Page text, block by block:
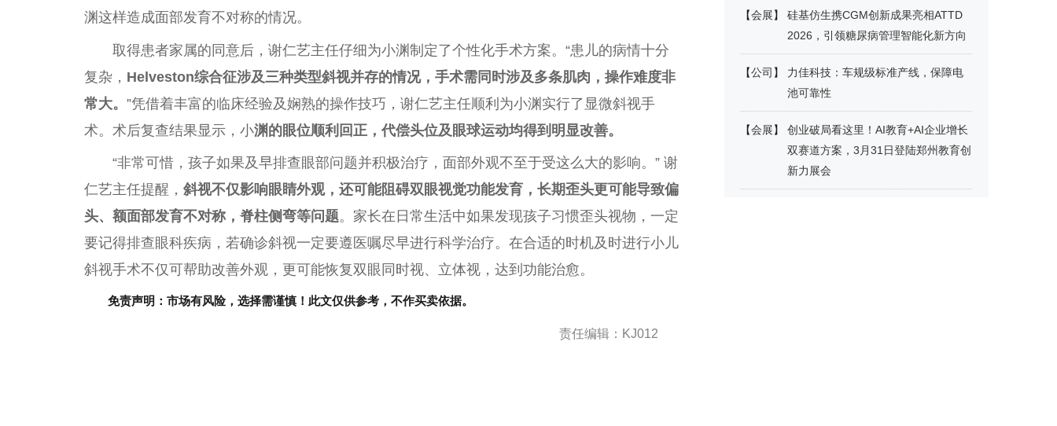
渊这样造成面部发育不对称的情况。
取得患者家属的同意后，谢仁艺主任仔细为小渊制定了个性化手术方案。“患儿的病情十分
复杂， Helveston综合征涉及三种类型斜视并存的情况，手术需同时涉及多条肌肉，操作难度非
常大。 ”凭借着丰富的临床经验及娴熟的操作技巧，谢仁艺主任顺利为小渊实行了显微斜视手
术。术后复查结果显示，小渊的眼位顺利回正，代偿头位及眼球运动均得到明显改善。
“非常可惜，孩子如果及早排查眼部问题并积极治疗 ，面部外观不至于受这么大的影响。” 谢
仁艺主任提醒， 斜视不仅影响眼睛外观，还可能阻碍双眼视觉功能发育 ， 长期歪头更可能导致偏
头、额面部发育不对称，脊柱侧弯等问题。家长在日常生活中如果发现孩子习惯歪头视物，一定
要记得排查眼科疾病，若确诊斜视一定要遵医嘱尽早进行科学治疗。在合适的时机及时进行小儿
斜视手术不仅可帮助改善外观，更可能恢复双眼同时视、立体视，达到功能治愈。
免责声明：市场有风险，选择需谨慎！此文仅供参考，不作买卖依据。
责任编辑：KJ012
【会展】
硅基仿生携CGM创新成果亮相ATTD
2026，引领糖尿病管理智能化新方向
【公司 】
力佳科技：车规级标准产线，保障电
池可靠性
【会展】
创业破局看这里！AI教育+AI企业增长
双赛道方案，3月31日登陆郑州教育创
新力展会